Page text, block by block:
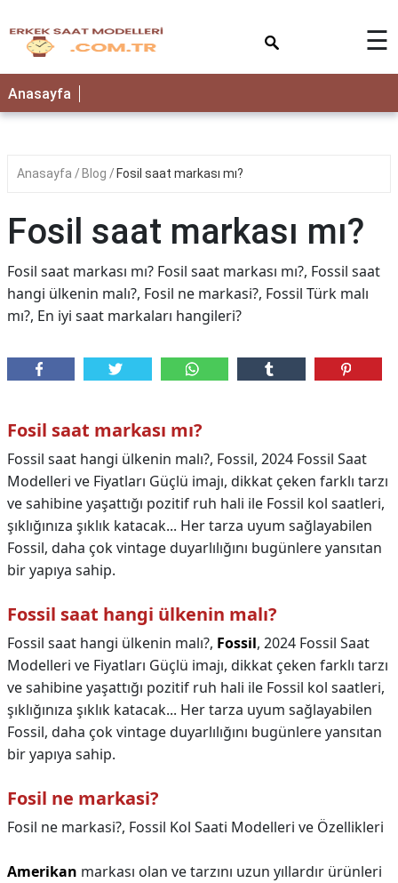
☰
Anasayfa
Anasayfa Blog Fosil saat markası mı?
Fosil saat markası mı?
Fosil saat markası mı? Fosil saat markası mı?, Fossil saat
hangi ülkenin malı?, Fosil ne markasi?, Fossil Türk malı
mı?, En iyi saat markaları hangileri?
Fosil saat markası mı?
Fossil saat hangi ülkenin malı?, Fossil, 2024 Fossil Saat
Modelleri ve Fiyatları Güçlü imajı, dikkat çeken farklı tarzı
ve sahibine yaşattığı pozitif ruh hali ile Fossil kol saatleri,
şıklığınıza şıklık katacak... Her tarza uyum sağlayabilen
Fossil, daha çok vintage duyarlılığını bugünlere yansıtan
bir yapıya sahip.
Fossil saat hangi ülkenin malı?
Fossil saat hangi ülkenin malı?, Fossil, 2024 Fossil Saat
Modelleri ve Fiyatları Güçlü imajı, dikkat çeken farklı tarzı
ve sahibine yaşattığı pozitif ruh hali ile Fossil kol saatleri,
şıklığınıza şıklık katacak... Her tarza uyum sağlayabilen
Fossil, daha çok vintage duyarlılığını bugünlere yansıtan
bir yapıya sahip.
Fosil ne markasi?
Fosil ne markasi?, Fossil Kol Saati Modelleri ve Özellikleri
Amerikan markası olan ve tarzını uzun yıllardır ürünleri